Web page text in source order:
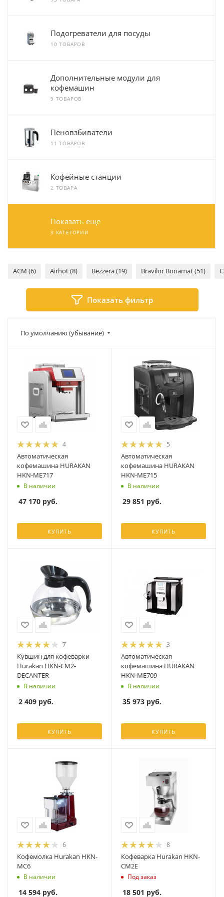
Подогреватели для посуды
10 ТОВАРОВ
Дополнительные модули для
кофемашин
9 ТОВАРОВ
Пеновзбиватели
11 ТОВАРОВ
Кофейные станции
2 ТОВАРА
Показать еще
3 КАТЕГОРИИ
ACM (6) Airhot (8) Bezzera (19) Bravilor Bonamat (51)
Показать фильтр
По умолчанию (убывание)
4
Автоматическая
кофемашина HURAKAN
HKN-ME717
В наличии
47 170 руб.
КУПИТЬ
5
Автоматическая
кофемашина HURAKAN
HKN-ME715
В наличии
29 851 руб.
КУПИТЬ
7
Кувшин для кофеварки
Hurakan HKN-CM2-
DECANTER
В наличии
2 409 руб.
КУПИТЬ
3
Автоматическая
кофемашина HURAKAN
HKN-ME709
В наличии
35 973 руб.
КУПИТЬ
6
Кофемолка Hurakan HKN-
MC6
В наличии
14 594 руб.
8
Кофеварка Hurakan HKN-
CM2E
Под заказ
18 501 руб.